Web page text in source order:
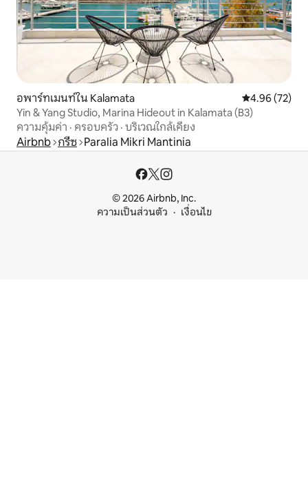
อพาร์ทเมนท์ใน Kalamata คะแนนเฉลี่ย
4.96 (72)
Yin & Yang Studio, Marina Hideout in Kalamata (B3)
ความคุ้มค่า · ครอบครัว · บริเวณใกล้เคียง
Airbnb กรีซ Paralia Mikri Μantinia
© 2026 Airbnb, Inc.
ความเป็นส่วนตัว
เงื่อนไข